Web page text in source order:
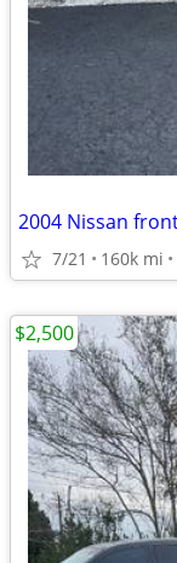
2004 Nissan
7/21 160k mi
$2,500